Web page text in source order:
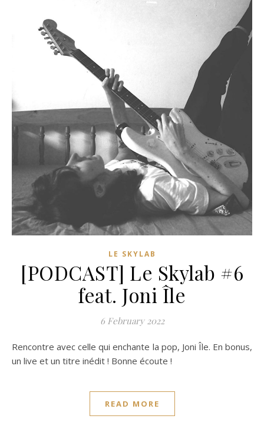
LE SKYLAB
[PODCAST] Le Skylab #6
feat. Joni Île
6 February 2022
Rencontre avec celle qui enchante la pop, Joni Île. En bonus,
un live et un titre inédit ! Bonne écoute !
READ MORE